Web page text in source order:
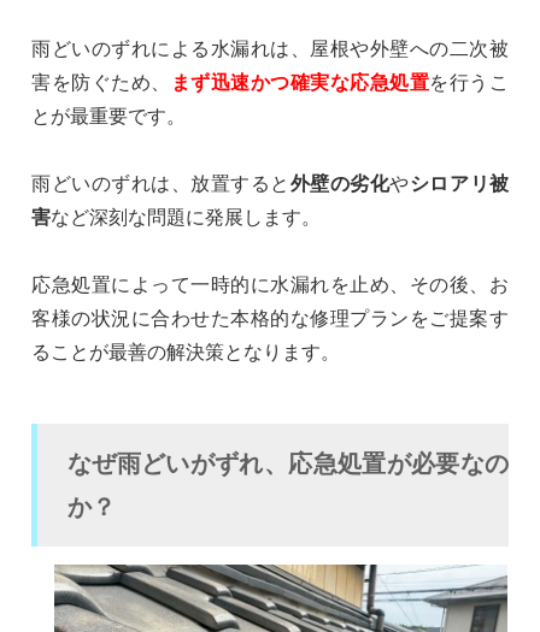
雨どいのずれによる水漏れは、屋根や外壁への二次被
害を防ぐため、
まず迅速かつ確実な応急処置を行うこ
とが最重要です。
雨どいのずれは、放置すると 外壁の劣化やシロアリ被
害など深刻な問題に発展します。
応急処置によって一時的に水漏れを止め、その後、お
客様の状況に合わせた本格的な修理プランをご提案す
ることが最善の解決策となります。
なぜ雨どいがずれ、応急処置が必要なの
か？